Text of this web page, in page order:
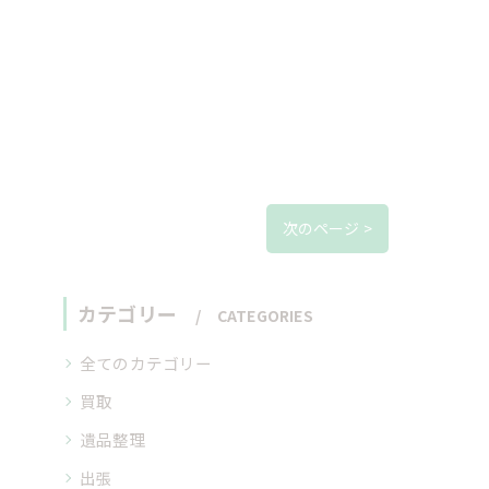
次のページ >
カテゴリー CATEGORIES
全てのカテゴリー
買取
遺品整理
出張